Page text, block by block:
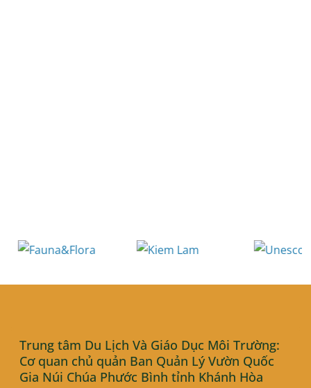
Trung tâm Du Lịch Và Giáo Dục Môi Trường:
Cơ quan chủ quản Ban Quản Lý Vườn Quốc
Gia Núi Chúa Phước Bình tỉnh Khánh Hòa